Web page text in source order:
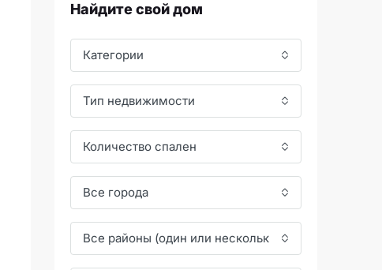
Найдите свой дом
Категории
Тип недвижимости
Количество спален
Все города
Все районы (один или несколько)